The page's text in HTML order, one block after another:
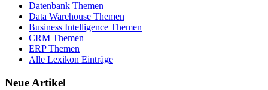
Datenbank Themen
Data Warehouse Themen
Business Intelligence Themen
CRM Themen
ERP Themen
Alle Lexikon Einträge
Neue Artikel